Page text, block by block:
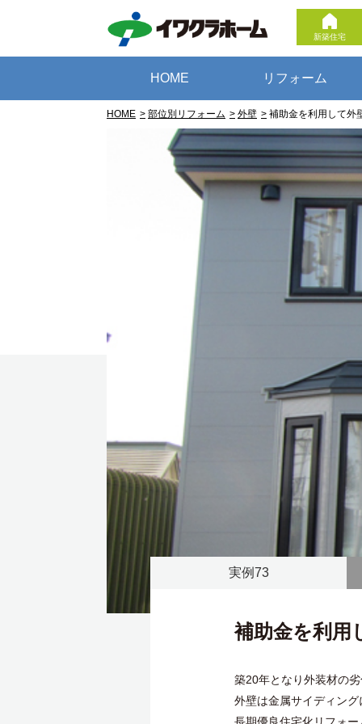
新築住宅
HOME リフォーム
HOME 部位別リフォーム 外壁 補助金を利用して外
実例73
補助金を利用
築20年となり外装材の
外壁は金属サイディン